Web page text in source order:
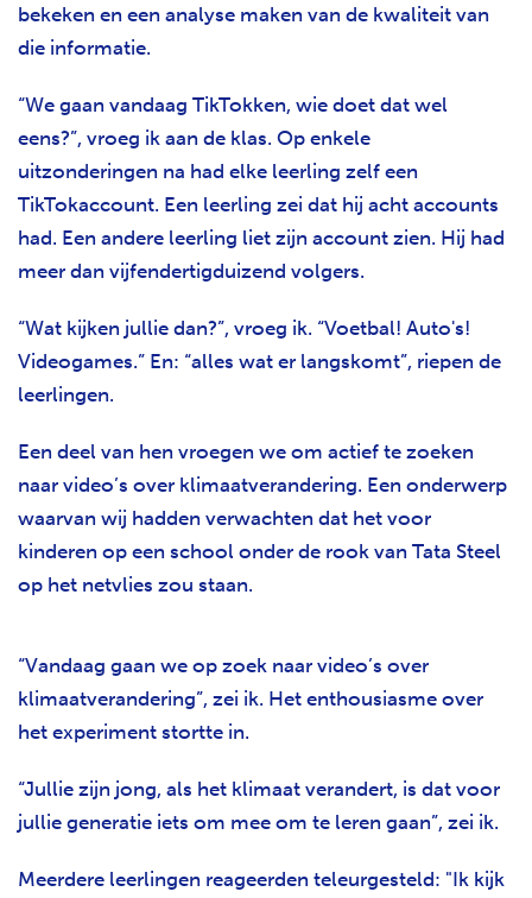
bekeken en een analyse maken van de kwaliteit van
die informatie.
“We gaan vandaag TikTokken, wie doet dat wel
eens?”, vroeg ik aan de klas. Op enkele
uitzonderingen na had elke leerling zelf een
TikTokaccount. Een leerling zei dat hij acht accounts
had. Een andere leerling liet zijn account zien. Hij had
meer dan vijfendertigduizend volgers.
“Wat kijken jullie dan?”, vroeg ik. “Voetbal! Auto's!
Videogames.” En: “alles wat er langskomt”, riepen de
leerlingen.
Een deel van hen vroegen we om actief te zoeken
naar video’s over klimaatverandering. Een onderwerp
waarvan wij hadden verwachten dat het voor
kinderen op een school onder de rook van Tata Steel
op het netvlies zou staan.
“Vandaag gaan we op zoek naar video’s over
klimaatverandering”, zei ik. Het enthousiasme over
het experiment stortte in.
“Jullie zijn jong, als het klimaat verandert, is dat voor
jullie generatie iets om mee om te leren gaan”, zei ik.
Meerdere leerlingen reageerden teleurgesteld: "Ik kijk